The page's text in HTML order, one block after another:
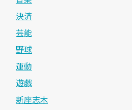
決済
芸能
野球
運動
遊戯
新座志木